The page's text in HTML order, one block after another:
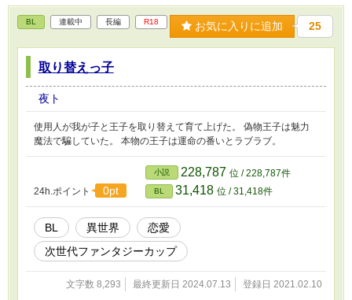
BL 連載中 長編 R18 お気に入りに追加 25
取り替えっ子
夜ト
使用人が我が子と王子を取り替えて育て上げた。 偽物王子は魅力
魔法で騙していた。 本物の王子は運命の番いとラブラブ。
24h.ポイント 0pt
小説 228,787 位 / 228,787件
BL 31,418 位 / 31,418件
BL 異世界
恋愛
次世代ファンタジーカップ
文字数 8,293 最終更新日 2024.07.13 登録日 2021.02.10